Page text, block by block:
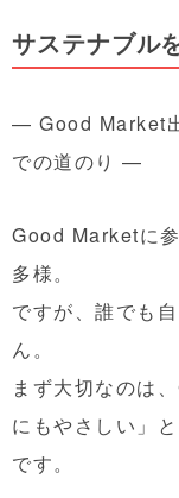
サステナブル
— Good Market
での道のり —
Good Marketに
多様。
ですが、 誰でも
ん。
まず大切なのは
にもやさしい」
です。